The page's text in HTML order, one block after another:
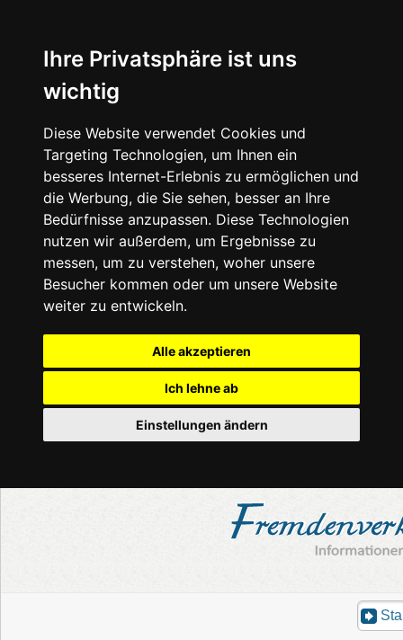
Ihre Privatsphäre ist uns
wichtig
Diese Website verwendet Cookies und
Targeting Technologien, um Ihnen ein
besseres Internet-Erlebnis zu ermöglichen und
die Werbung, die Sie sehen, besser an Ihre
Bedürfnisse anzupassen. Diese Technologien
nutzen wir außerdem, um Ergebnisse zu
messen, um zu verstehen, woher unsere
Besucher kommen oder um unsere Website
weiter zu entwickeln.
Alle akzeptieren
Ich lehne ab
Einstellungen ändern